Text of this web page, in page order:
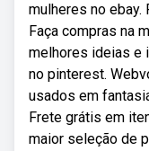
mulheres no
Faça compras na
melhores ideias e
no pinterest.
usados em
Frete grátis em
maior seleção de